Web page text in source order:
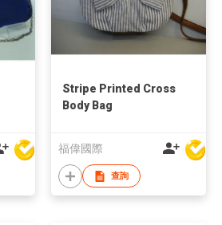
Stripe Printed Cross
Body Bag
福偉國際
查詢